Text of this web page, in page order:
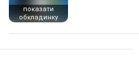
показати
обкладинку